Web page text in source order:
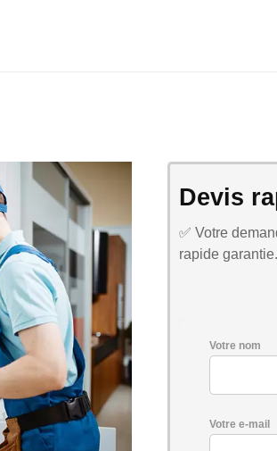
Devis
✅ Votre
rapide garantie.
Votre nom
Votre e-mail